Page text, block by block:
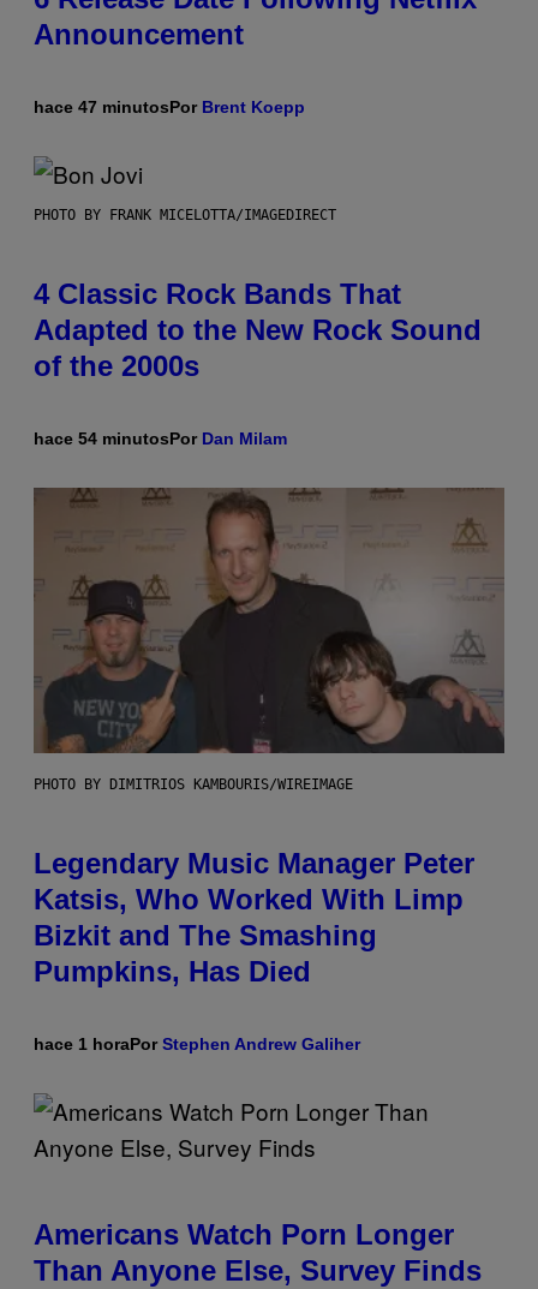
Announcement
hace 47 minutosPor Brent Koepp
PHOTO BY FRANK MICELOTTA/IMAGEDIRECT
4 Classic Rock Bands That
Adapted to the New Rock Sound
of the 2000s
hace 54 minutosPor Dan Milam
PHOTO BY DIMITRIOS KAMBOURIS/WIREIMAGE
Legendary Music Manager Peter
Katsis, Who Worked With Limp
Bizkit and The Smashing
Pumpkins, Has Died
hace 1 horaPorStephen Andrew Galiher
Americans Watch Porn Longer
Than Anyone Else, Survey Finds